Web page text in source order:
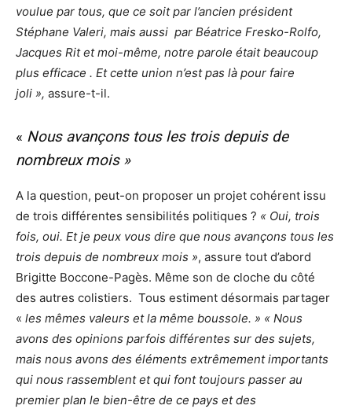
voulue par tous, que ce soit par l’ancien président
Stéphane Valeri, mais aussi par Béatrice Fresko-Rolfo,
Jacques Rit et moi-même, notre parole était beaucoup
plus efficace . Et cette union n’est pas là pour faire
joli », assure-t-il.
« Nous avançons tous les trois depuis de
nombreux mois »
A la question, peut-on proposer un projet cohérent issu
de trois différentes sensibilités politiques ? « Oui, trois
fois, oui. Et je peux vous dire que nous avançons tous les
trois depuis de nombreux mois », assure tout d’abord
Brigitte Boccone-Pagès. Même son de cloche du côté
des autres colistiers. Tous estiment désormais partager
« les mêmes valeurs et la même boussole. » « Nous
avons des opinions parfois différentes sur des sujets,
mais nous avons des éléments extrêmement importants
qui nous rassemblent et qui font toujours passer au
premier plan le bien-être de ce pays et des